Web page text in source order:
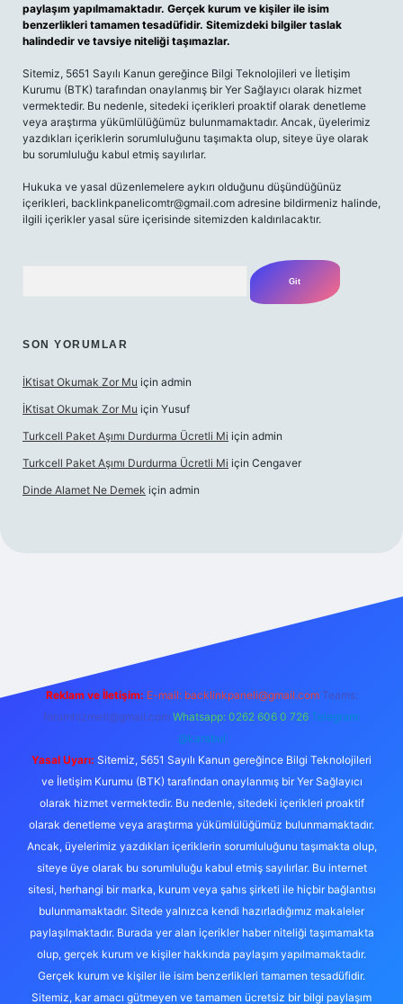
paylaşım yapılmamaktadır. Gerçek kurum ve kişiler ile isim
benzerlikleri tamamen tesadüfidir. Sitemizdeki bilgiler taslak
halindedir ve tavsiye niteliği taşımazlar.
Sitemiz, 5651 Sayılı Kanun gereğince Bilgi Teknolojileri ve İletişim
Kurumu (BTK) tarafından onaylanmış bir Yer Sağlayıcı olarak hizmet
vermektedir. Bu nedenle, sitedeki içerikleri proaktif olarak denetleme
veya araştırma yükümlülüğümüz bulunmamaktadır. Ancak, üyelerimiz
yazdıkları içeriklerin sorumluluğunu taşımakta olup, siteye üye olarak
bu sorumluluğu kabul etmiş sayılırlar.
Hukuka ve yasal düzenlemelere aykırı olduğunu düşündüğünüz
içerikleri, backlinkpanelicomtr@gmail.com adresine bildirmeniz halinde,
ilgili içerikler yasal süre içerisinde sitemizden kaldırılacaktır.
SON YORUMLAR
İKtisat Okumak Zor Mu için admin
İKtisat Okumak Zor Mu için Yusuf
Turkcell Paket Aşımı Durdurma Ücretli Mi için admin
Turkcell Paket Aşımı Durdurma Ücretli Mi için Cengaver
Dinde Alamet Ne Demek için admin
Reklam ve İletişim: E-mail: backlinkpaneli@gmail.com Teams:
forumhizmeti@gmail.com Whatsapp: 0262 606 0 726 Telegram:
@karabul
Yasal Uyarı: Sitemiz, 5651 Sayılı Kanun gereğince Bilgi Teknolojileri
ve İletişim Kurumu (BTK) tarafından onaylanmış bir Yer Sağlayıcı
olarak hizmet vermektedir. Bu nedenle, sitedeki içerikleri proaktif
olarak denetleme veya araştırma yükümlülüğümüz bulunmamaktadır.
Ancak, üyelerimiz yazdıkları içeriklerin sorumluluğunu taşımakta olup,
siteye üye olarak bu sorumluluğu kabul etmiş sayılırlar. Bu internet
sitesi, herhangi bir marka, kurum veya şahıs şirketi ile hiçbir bağlantısı
bulunmamaktadır. Sitede yalnızca kendi hazırladığımız makaleler
paylaşılmaktadır. Burada yer alan içerikler haber niteliği taşımamakta
olup, gerçek kurum ve kişiler hakkında paylaşım yapılmamaktadır.
Gerçek kurum ve kişiler ile isim benzerlikleri tamamen tesadüfidir.
Sitemiz, kar amacı gütmeyen ve tamamen ücretsiz bir bilgi paylaşım